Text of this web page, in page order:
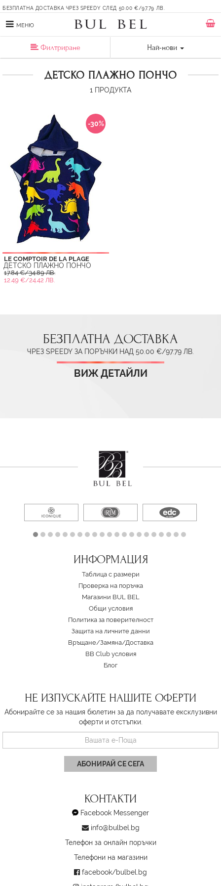
БЕЗПЛАТНА ДОСТАВКА ЧРЕЗ SPEEDY СЛЕД 50.00 €/97.79 ЛВ.
МЕНЮ
Филтриране Най-нови
ДЕТСКО ПЛАЖНО ПОНЧО
1 ПРОДУКТА
-30%
LE COMPTOIR DE LA PLAGE
ДЕТСКО ПЛАЖНО ПОНЧО
17.84 €/34.89 ЛВ.
12.49 €/24.42 ЛВ.
БЕЗПЛАТНА ДОСТАВКА
ЧРЕЗ SPEEDY ЗА ПОРЪЧКИ НАД 50.00 €/97.79 ЛВ.
ВИЖ ДЕТАЙЛИ
ИНФОРМАЦИЯ
Таблица с размери
Проверка на поръчка
Магазини BUL BEL
Oбщи условия
Политика за поверителност
Защита на личните данни
Връщане/Замяна/Доставка
BB Club условия
Блог
НЕ ИЗПУСКАЙТЕ НАШИТЕ ОФЕРТИ
Абонирайте се за нашия бюлетин за да получавате ексклузивни
оферти и отстъпки.
АБОНИРАЙ СЕ СЕГА
КОНТАКТИ
Facebook Messenger
info@bulbel.bg
Телефон за онлайн поръчки
Телефони на магазини
facebook/bulbel.bg